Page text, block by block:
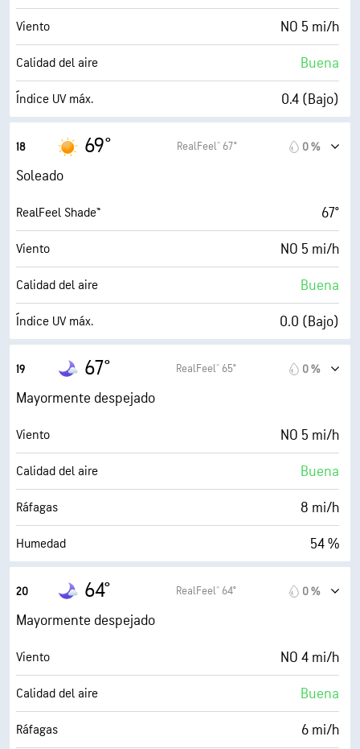
AccuLumen Brightness Index™ 8 (Luminoso)
Nubosidad 6 %
Visibilidad 10 mi
Viento NO 5 mi/h
Calidad del aire Buena
Índice UV máx. 0.4 (Bajo)
Humedad
Punto de rocío 48° F
AccuLumen Brightness Index™ 3 (Opaco)
Nubosidad 3 %
Visibilidad 10 mi
18 69° RealFeel® 67° 0 %
Soleado
RealFeel Shade™ 67°
Viento NO 5 mi/h
Calidad del aire Buena
Índice UV máx. 0.0 (Bajo)
Humedad
Punto de rocío 49° F
AccuLumen Brightness Index™ 0 (Oscuro)
Nubosidad 0 %
Visibilidad 10 mi
19 67° RealFeel® 65° 0 %
Mayormente despejado
Viento NO 5 mi/h
Calidad del aire Buena
Ráfagas 8 mi/h
Humedad 54 %
Punto de rocío
AccuLumen Brightness Index™
Nubosidad 13 %
Visibilidad 10 mi
Techo de nubes 30000 ft
20 64° RealFeel® 64° 0 %
Mayormente despejado
Viento NO 4 mi/h
Calidad del aire Buena
Ráfagas 6 mi/h